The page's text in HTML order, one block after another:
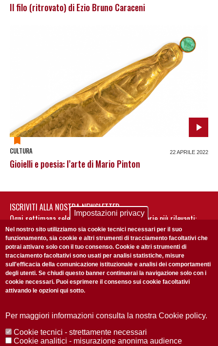
Il filo (ritrovato) di Ezio Bruno Caraceni
CULTURA 22 APRILE 2022
Gioielli e poesia: l’arte di Mario Pinton
ISCRIVITI ALLA NOSTRA NEWSLETTER
Ogni settimana selezioniamo per te nostre storie più rilevanti:
non perderti gli aggiornamenti della nostra newsletter
Accetto laPrivacy Policy
Redazione Copyright Privacy Area stampa
Impostazioni privacy
Nel nostro sito utilizziamo sia cookie tecnici necessari per il suo
funzionamento, sia cookie e altri strumenti di tracciamento facoltativi che
potrai attivare solo con il tuo consenso. Cookie e altri strumenti di
tracciamento facoltativi sono usati per analisi statistiche, misure
sull'efficacia della comunicazione istituzionale e analisi dei comportamenti
degli utenti. Se chiudi questo banner continuerai la navigazione solo con i
cookie necessari. Puoi esprimere il consenso sui cookie facoltativi
attivando le opzioni qui sotto.
Per maggiori informazioni consulta la nostra Cookie policy.
Cookie tecnici - strettamente necessari
Cookie analitici - misurazione anonima audience